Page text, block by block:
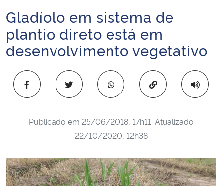
Ministério da Infraestrutura
Ministério da Agricultura, Pecuária e Abastecimento
Ministério da Educação
Ministério da Ciência, Tecnologia, Inovações e Comunicações
Início do conteúdo
Gladíolo em sistema de
plantio direto está em
desenvolvimento vegetativo
Copiar para área
Publicado em 25/06/2018, 17h11. Atualizado
22/10/2020, 12h38